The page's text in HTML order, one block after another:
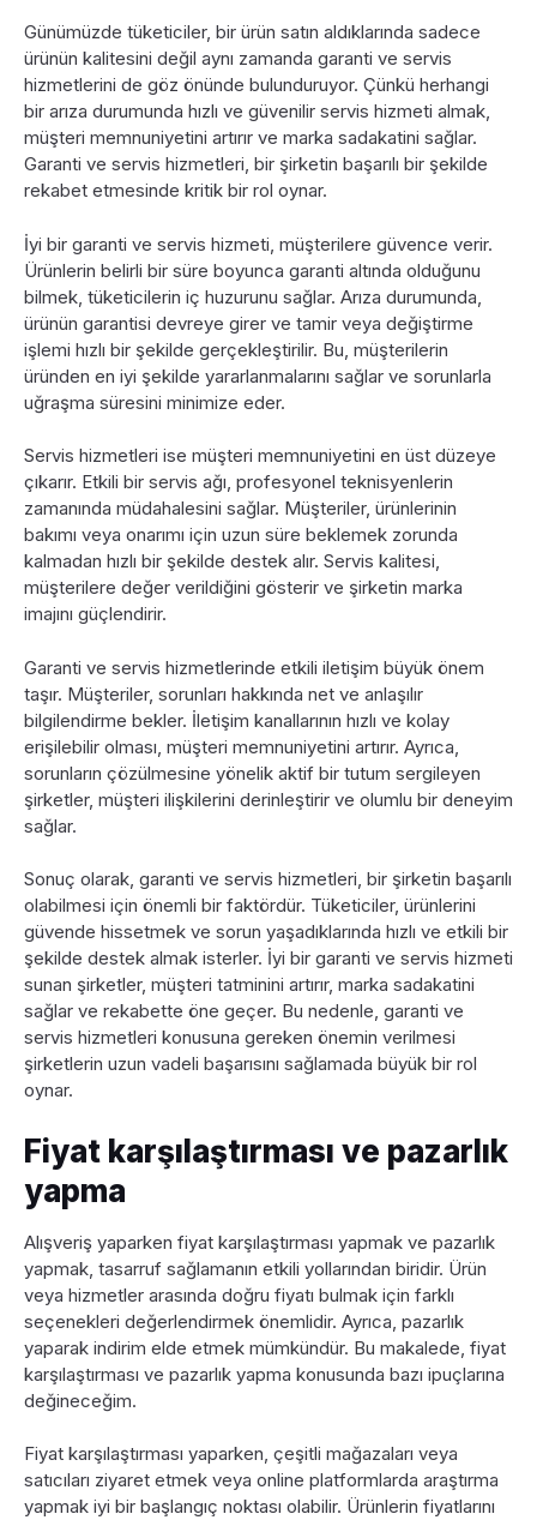
Günümüzde tüketiciler, bir ürün satın aldıklarında sadece
ürünün kalitesini değil aynı zamanda garanti ve servis
hizmetlerini de göz önünde bulunduruyor. Çünkü herhangi
bir arıza durumunda hızlı ve güvenilir servis hizmeti almak,
müşteri memnuniyetini artırır ve marka sadakatini sağlar.
Garanti ve servis hizmetleri, bir şirketin başarılı bir şekilde
rekabet etmesinde kritik bir rol oynar.
İyi bir garanti ve servis hizmeti, müşterilere güvence verir.
Ürünlerin belirli bir süre boyunca garanti altında olduğunu
bilmek, tüketicilerin iç huzurunu sağlar. Arıza durumunda,
ürünün garantisi devreye girer ve tamir veya değiştirme
işlemi hızlı bir şekilde gerçekleştirilir. Bu, müşterilerin
üründen en iyi şekilde yararlanmalarını sağlar ve sorunlarla
uğraşma süresini minimize eder.
Servis hizmetleri ise müşteri memnuniyetini en üst düzeye
çıkarır. Etkili bir servis ağı, profesyonel teknisyenlerin
zamanında müdahalesini sağlar. Müşteriler, ürünlerinin
bakımı veya onarımı için uzun süre beklemek zorunda
kalmadan hızlı bir şekilde destek alır. Servis kalitesi,
müşterilere değer verildiğini gösterir ve şirketin marka
imajını güçlendirir.
Garanti ve servis hizmetlerinde etkili iletişim büyük önem
taşır. Müşteriler, sorunları hakkında net ve anlaşılır
bilgilendirme bekler. İletişim kanallarının hızlı ve kolay
erişilebilir olması, müşteri memnuniyetini artırır. Ayrıca,
sorunların çözülmesine yönelik aktif bir tutum sergileyen
şirketler, müşteri ilişkilerini derinleştirir ve olumlu bir deneyim
sağlar.
Sonuç olarak, garanti ve servis hizmetleri, bir şirketin başarılı
olabilmesi için önemli bir faktördür. Tüketiciler, ürünlerini
güvende hissetmek ve sorun yaşadıklarında hızlı ve etkili bir
şekilde destek almak isterler. İyi bir garanti ve servis hizmeti
sunan şirketler, müşteri tatminini artırır, marka sadakatini
sağlar ve rekabette öne geçer. Bu nedenle, garanti ve
servis hizmetleri konusuna gereken önemin verilmesi
şirketlerin uzun vadeli başarısını sağlamada büyük bir rol
oynar.
Fiyat karşılaştırması ve pazarlık
yapma
Alışveriş yaparken fiyat karşılaştırması yapmak ve pazarlık
yapmak, tasarruf sağlamanın etkili yollarından biridir. Ürün
veya hizmetler arasında doğru fiyatı bulmak için farklı
seçenekleri değerlendirmek önemlidir. Ayrıca, pazarlık
yaparak indirim elde etmek mümkündür. Bu makalede, fiyat
karşılaştırması ve pazarlık yapma konusunda bazı ipuçlarına
değineceğim.
Fiyat karşılaştırması yaparken, çeşitli mağazaları veya
satıcıları ziyaret etmek veya online platformlarda araştırma
yapmak iyi bir başlangıç noktası olabilir. Ürünlerin fiyatlarını